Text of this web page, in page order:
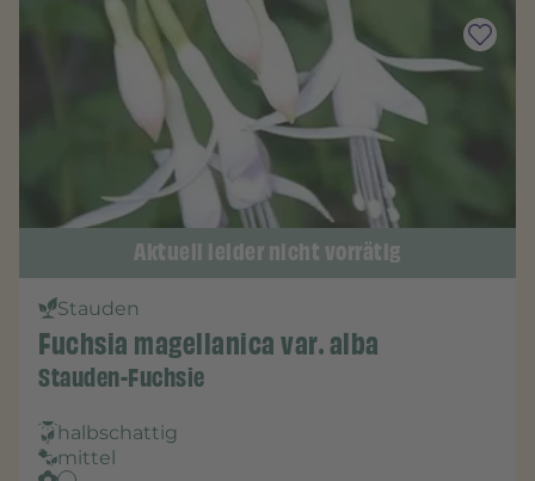
Aktuell leider nicht vorrätig
Stauden
Fuchsia magellanica var. alba
Stauden-Fuchsie
halbschattig
mittel